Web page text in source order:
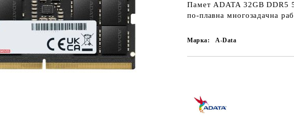
Памет ADATA 32GB DDR5
по-плавна многозадачна
Марка: A-Data